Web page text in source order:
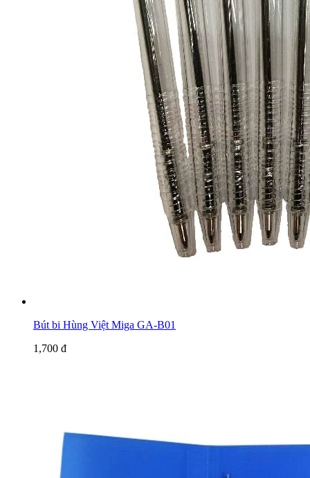
Bút bi Hùng Việt Miga GA-B01
1,700 đ